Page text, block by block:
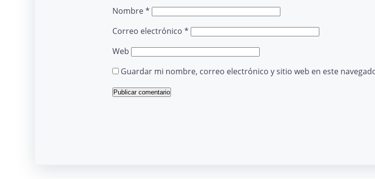
Nombre*
Correo electrónico *
Web
Guardar mi nombre, correo electrónico y sitio web en este